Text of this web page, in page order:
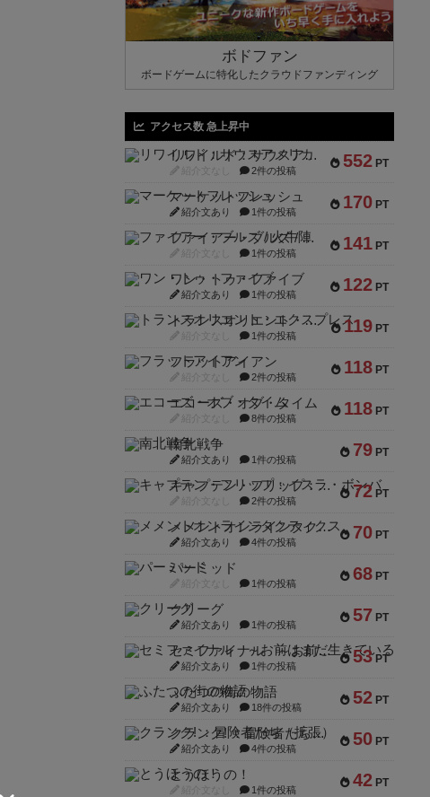
ボドファン
ボードゲームに特化したクラウドファンディング
アクセス数 急上昇中
552 PT
リワイルド：サウスアメリカ
紹介文なし 2件の投稿
170 PT
マーケットフレッシュ
紹介文あり 1件の投稿
141 PT
ファイアー・ブルズ / 火牛陣
紹介文なし 1件の投稿
122 PT
ワン・トゥ・ファイブ
紹介文あり 1件の投稿
119 PT
トランスオリエント・エクスプレス
紹介文なし 1件の投稿
118 PT
フラットアイアン
紹介文なし 2件の投稿
118 PT
エコーズ・オブ・タイム
紹介文なし 8件の投稿
79 PT
南北戦争
紹介文あり 1件の投稿
72 PT
キャプテン・フリップ：イスラ・ボンバ
紹介文なし 2件の投稿
70 PT
メメントオンラインタクティクス
紹介文あり 4件の投稿
68 PT
パーミッド
紹介文なし 1件の投稿
57 PT
クリーグ
紹介文あり 1件の投稿
53 PT
セミファイナル ～お前はまだ生きている～
紹介文あり 1件の投稿
52 PT
ふたつの街の物語
紹介文あり 18件の投稿
50 PT
クランク! ：冒険者たち（拡張）
紹介文あり 4件の投稿
42 PT
とうほうの！
紹介文なし 1件の投稿